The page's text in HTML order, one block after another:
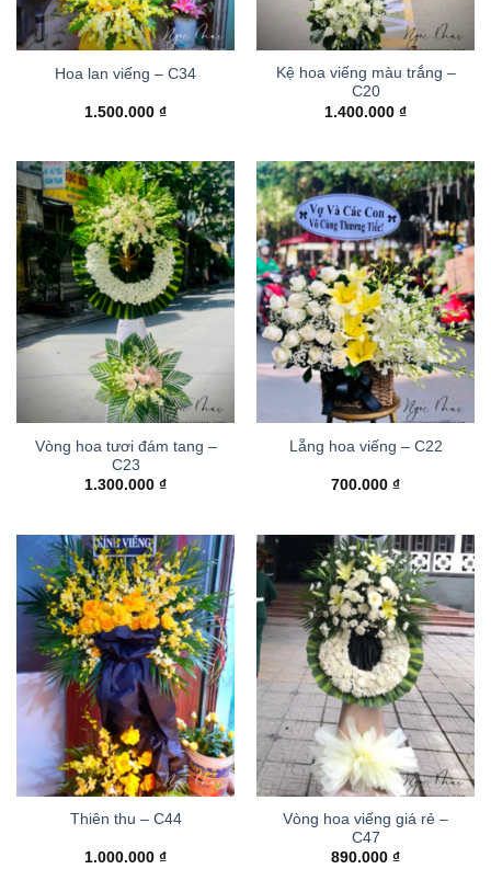
Hoa lan viếng – C34
1.500.000 ₫
Kệ hoa viếng màu trắng –
C20
1.400.000 ₫
Vòng hoa tươi đám tang –
C23
1.300.000 ₫
Lẵng hoa viếng – C22
700.000 ₫
Thiên thu – C44
1.000.000 ₫
Vòng hoa viếng giá rẻ –
C47
890.000 ₫